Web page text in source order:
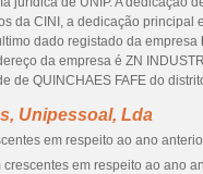
da CINI, a dedicação principal
dado registado da empresa
da empresa é ZN
de QUINCHAES FAFE do
Unipessoal, Lda
em respeito ao ano
em respeito ao ano